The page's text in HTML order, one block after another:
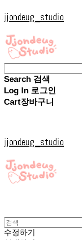
jjondeug_studio
Search 검색
Log In 로그인
Cart장바구니
jjondeug_studio
수정하기